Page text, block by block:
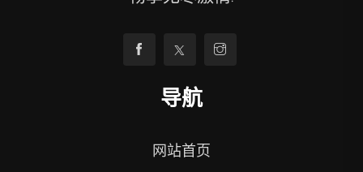
导航
网站首页